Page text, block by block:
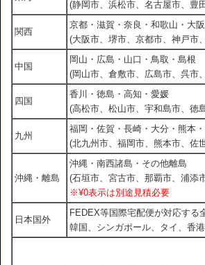
(静岡市、浜松市、名古屋市、豊
関西
京都・滋賀・奈良・和歌山・大
(大阪市、堺市、京都市、神戸市
中国
岡山・広島・山口・鳥取・島根
(岡山市、倉敷市、広島市、呉市
四国
香川・徳島・高知・愛媛
(高松市、松山市、宇和島市、徳
九州
福岡・佐賀・長崎・大分・熊本
(北九州市、福岡市、熊本市、佐
沖縄・離島
沖縄・南西諸島・その他離島
(石垣市、宮古市、那覇市、浦添
※¥0表示は別途見積必要
日本国外
FEDEX等国際宅配便が対応す
韓国、シンガポール、タイ、香